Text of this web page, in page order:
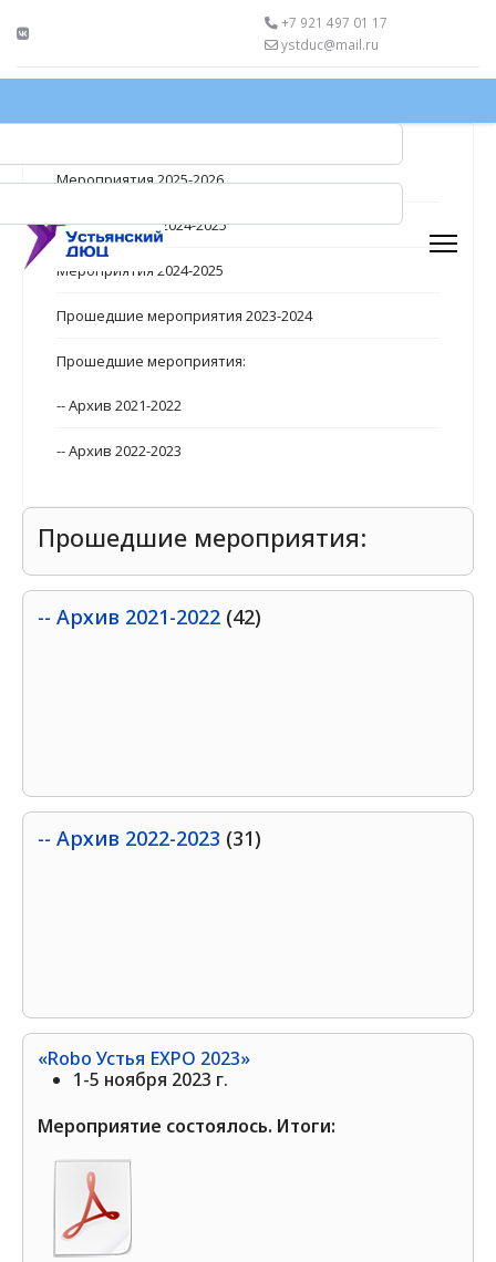
+7 921 497 01 17
ystduc@mail.ru
Мероприятия 2025-2026
Мероприятия_2024-2025
Мероприятия 2024-2025
Прошедшие мероприятия 2023-2024
Прошедшие мероприятия:
-- Архив 2021-2022
-- Архив 2022-2023
Прошедшие мероприятия:
-- Архив 2021-2022 (42)
-- Архив 2022-2023 (31)
«Robo Устья EXPO 2023»
1-5 ноября 2023 г.
Мероприятие состоялось. Итоги: